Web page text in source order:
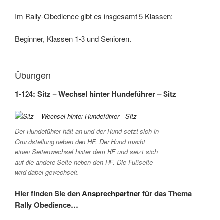
Im Rally-Obedience gibt es insgesamt 5 Klassen:
Beginner, Klassen 1-3 und Senioren.
Übungen
1-124: Sitz – Wechsel hinter Hundeführer – Sitz
Der Hundeführer hält an und der Hund setzt sich in
Grundstellung neben den HF. Der Hund macht
einen Seitenwechsel hinter dem HF und setzt sich
auf die andere Seite neben den HF. Die Fußseite
wird dabei gewechselt.
Hier finden Sie denAnsprechpartnerfür das Thema
Rally Obedience…